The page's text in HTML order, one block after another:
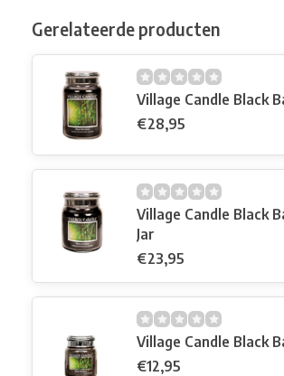
Gerelateerde producten
Village Candle Black
€28,95
Village Candle Black
Jar
€23,95
Village Candle Black
€12,95